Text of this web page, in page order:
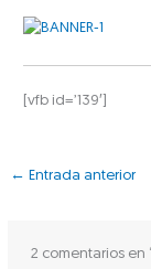
[vfb id=’139′]
← Entrada anterior
2 comentarios en